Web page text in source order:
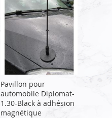
Pavillon pour
automobile Diplomat-
1.30-Black à adhésion
magnétique